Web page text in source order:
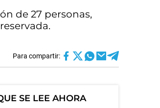
de 27 personas,
Para compartir:
SE LEE AHORA